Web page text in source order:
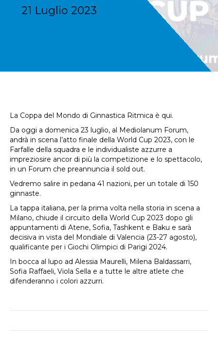
21 Luglio 2023
La Coppa del Mondo di Ginnastica Ritmica è qui.
Da oggi a domenica 23 luglio, al Mediolanum Forum,
andrà in scena l’atto finale della World Cup 2023, con le
Farfalle della squadra e le individualiste azzurre a
impreziosire ancor di più la competizione e lo spettacolo,
in un Forum che preannuncia il sold out.
Vedremo salire in pedana 41 nazioni, per un totale di 150
ginnaste.
La tappa italiana, per la prima volta nella storia in scena a
Milano, chiude il circuito della World Cup 2023 dopo gli
appuntamenti di Atene, Sofia, Tashkent e Baku e sarà
decisiva in vista del Mondiale di Valencia (23-27 agosto),
qualificante per i Giochi Olimpici di Parigi 2024.
In bocca al lupo ad Alessia Maurelli, Milena Baldassarri,
Sofia Raffaeli, Viola Sella e a tutte le altre atlete che
difenderanno i colori azzurri.